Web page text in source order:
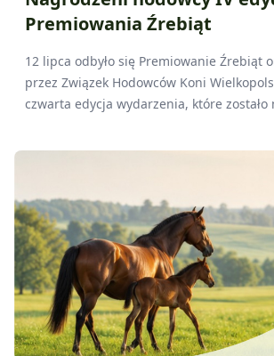
Premiowania Źrebiąt
12 lipca odbyło się Premiowanie Źrebiąt
przez Związek Hodowców Koni
czwarta edycja wydarzenia, które zostało